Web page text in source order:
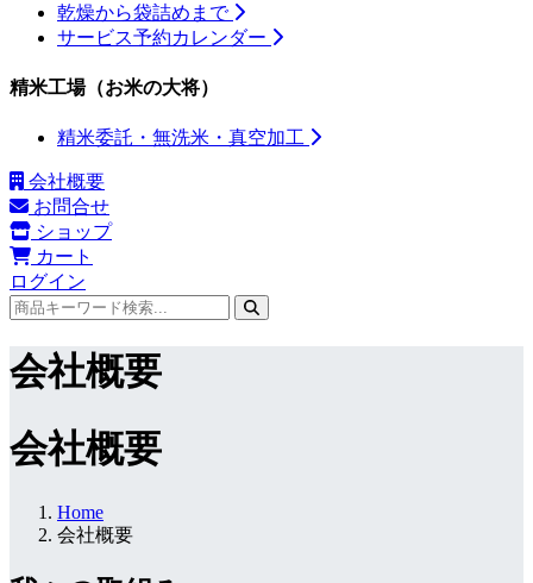
乾燥から袋詰めまで
サービス予約カレンダー
精米工場（お米の大将）
精米委託・無洗米・真空加工
会社概要
お問合せ
ショップ
カート
ログイン
会社概要
会社概要
Home
会社概要